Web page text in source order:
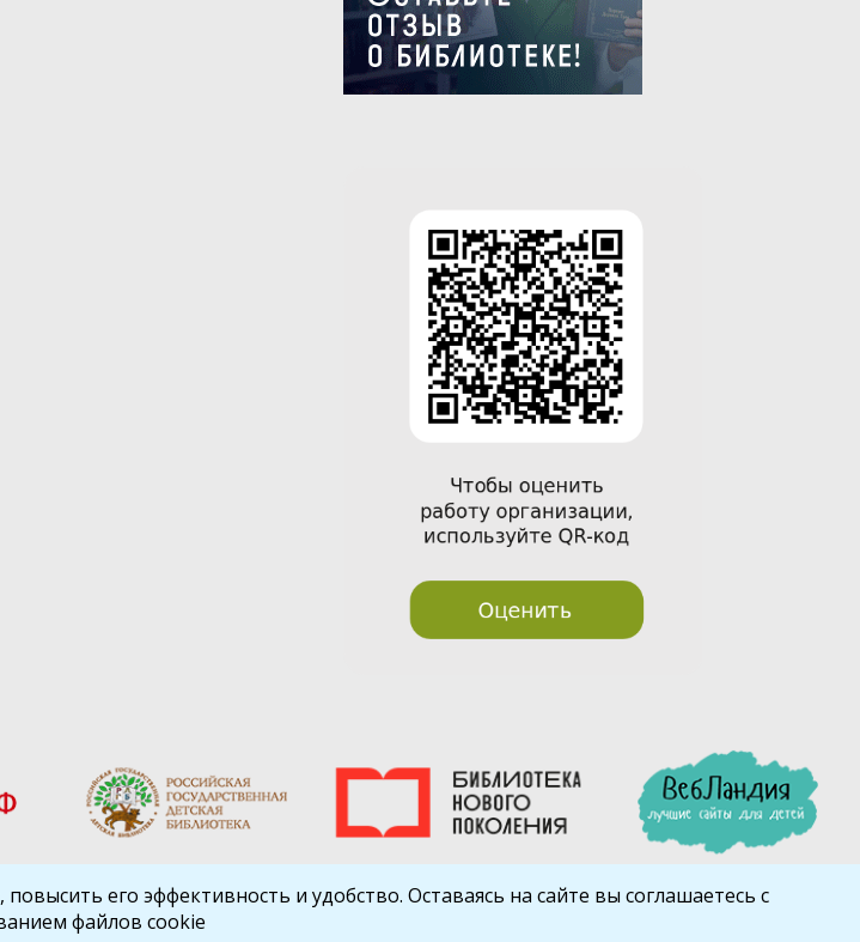
его эффективность и удобство. Оставаясь на сайте вы соглашаетесь с
файлов cookie